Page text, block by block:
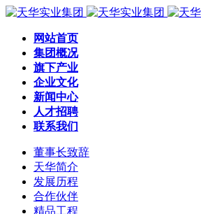
网站首页
集团概况
旗下产业
企业文化
新闻中心
人才招聘
联系我们
董事长致辞
天华简介
发展历程
合作伙伴
精品工程